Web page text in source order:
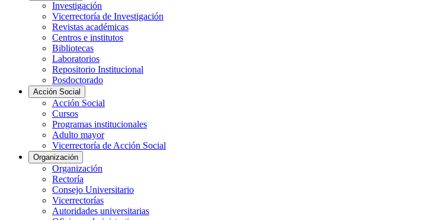
Investigación
Vicerrectoría de Investigación
Revistas académicas
Centros e institutos
Bibliotecas
Laboratorios
Repositorio Institucional
Posdoctorado
Acción Social
Acción Social
Cursos
Programas institucionales
Adulto mayor
Vicerrectoría de Acción Social
Organización
Organización
Rectoría
Consejo Universitario
Vicerrectorías
Autoridades universitarias